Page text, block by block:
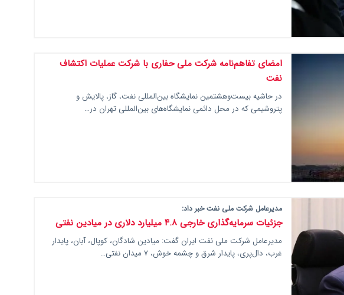
امضای تفاهم‌نامه شرکت ملی حفاری با شرکت عملیات اکتشاف
نفت
در حاشیه بیست‌وهشتمین نمایشگاه بین‌المللی نفت، گاز، پالایش و
پتروشیمی که در محل دائمی نمایشگاه‌های بین‌المللی تهران در…
مدیرعامل شرکت ملی نفت خبر داد:
جزئیات سرمایه‌گذاری خارجی ۴.۸ میلیارد دلاری در میادین نفتی
مدیرعامل شرکت ملی نفت ایران گفت: میادین شادگان، کوپال، آبان، پایدار
غرب، دال‌پری، پایدار شرق و چشمه خوش، ۷ میدان نفتی…